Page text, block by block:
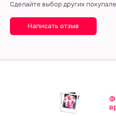
Сделайте выбор других
Написать отзыв